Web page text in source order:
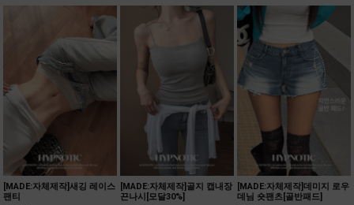
[MADE:자체제작]새깅 레이스
팬티
[MADE:자체제작]골지 캡내장
끈나시[모달30%]
[MADE:자체제작]데미지 로우
데님 숏팬츠[골반패드]